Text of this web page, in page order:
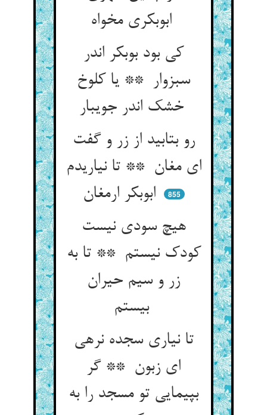
کی بود بوبکر اندر
سبزوار ** یا کلوخ
خشک اندر جویبار
رو بتابید از زر و گفت
ای مغان ** تا نیاریدم
ابوبکر ارمغان
855
هیچ سودی نیست
کودک نیستم ** تا به
زر و سیم حیران
بیستم
تا نیاری سجده نرهی
ای زبون ** گر
بپیمایی تو مسجد را به